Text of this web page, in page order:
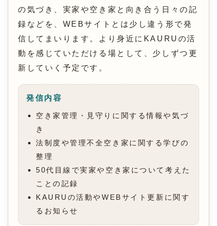
の気づき、実家や空き家と向き合う日々の記
録などを、WEBサイトとは少し違う形で発
信してまいります。より身近にKAURUの活
動を感じていただける場として、少しずつ更
新していく予定です。
発信内容
空き家管理・見守りに関する情報や気づ
き
法制度や管理不全空き家に関する学びの
整理
50代目線で実家や空き家について考えた
ことの記録
KAURUの活動やWEBサイト更新に関す
るお知らせ